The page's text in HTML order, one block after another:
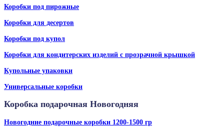
Коробки под пирожные
Коробки для десертов
Коробки под купол
Коробки для кондитерских изделий с прозрачной крышкой
Купольные упаковки
Универсальные коробки
Коробка подарочная Новогодняя
Новогодние подарочные коробки 1200-1500 гр